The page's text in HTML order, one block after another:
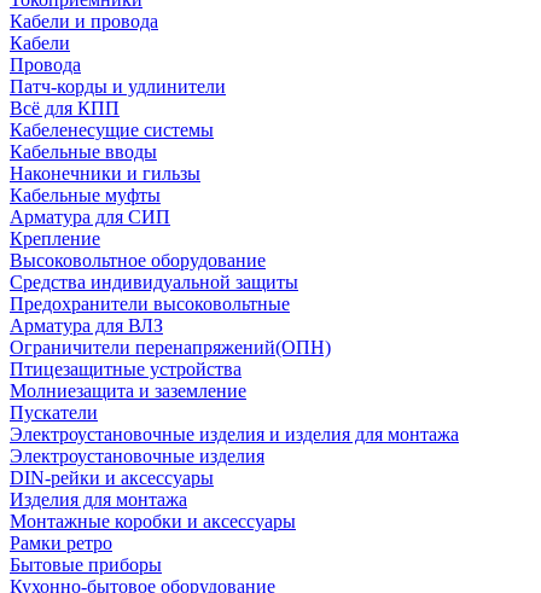
Кабели и провода
Кабели
Провода
Патч-корды и удлинители
Всё для КПП
Кабеленесущие системы
Кабельные вводы
Наконечники и гильзы
Кабельные муфты
Арматура для СИП
Крепление
Высоковольтное оборудование
Средства индивидуальной защиты
Предохранители высоковольтные
Арматура для ВЛЗ
Ограничители перенапряжений(ОПН)
Птицезащитные устройства
Молниезащита и заземление
Пускатели
Электроустановочные изделия и изделия для монтажа
Электроустановочные изделия
DIN-рейки и аксессуары
Изделия для монтажа
Монтажные коробки и аксессуары
Рамки ретро
Бытовые приборы
Кухонно-бытовое оборудование